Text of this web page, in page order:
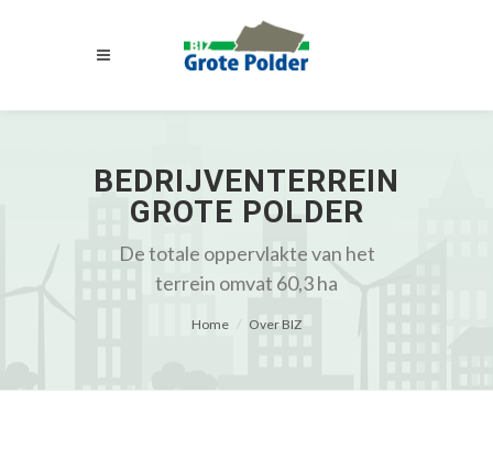
BEDRIJVENTERREIN
GROTE POLDER
De totale oppervlakte van het
terrein omvat 60,3 ha
Home Over BIZ